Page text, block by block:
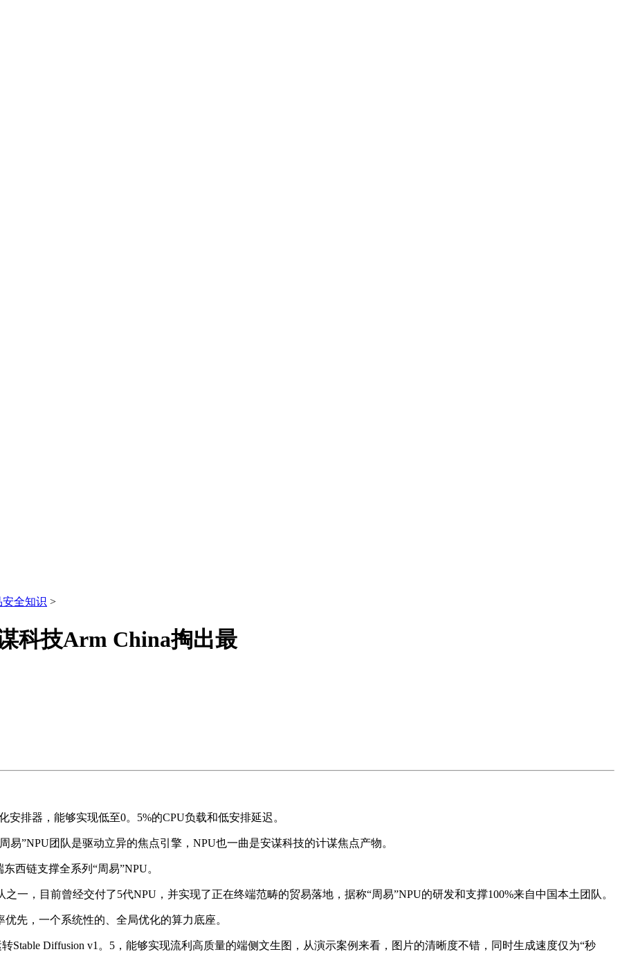
安全知识 >
科技Arm China掏出最
器，能够实现低至0。5%的CPU负载和低安排延迟。
团队是驱动立异的焦点引擎，NPU也一曲是安谋科技的计谋焦点产物。
链支撑全系列“周易”NPU。
，目前曾经交付了5代NPU，并实现了正在终端范畴的贸易落地，据称“周易”NPU的研发和支撑100%来自中国本土团队。
，一个系统性的、全局优化的算力底座。
Diffusion v1。5，能够实现流利高质量的端侧文生图，从演示案例来看，图片的清晰度不错，同时生成速度仅为“秒